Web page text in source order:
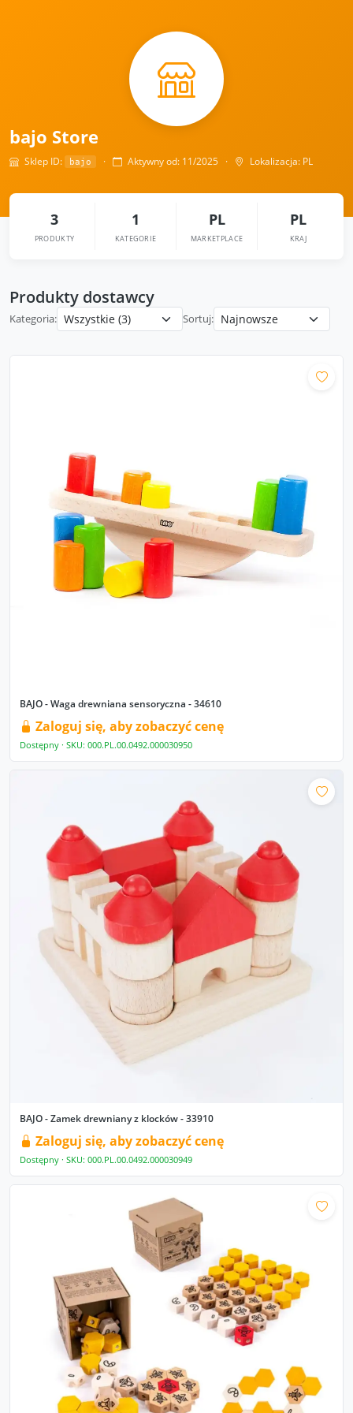
bajo Store
Sklep ID: bajo · Aktywny od: 11/2025 · Lokalizacja: PL
3
PRODUKTY
1
KATEGORIE
PL
MARKETPLACE
PL
KRAJ
Produkty dostawcy
Kategoria: Sortuj:
BAJO - Waga drewniana sensoryczna - 34610
Zaloguj się, aby zobaczyć cenę
Dostępny · SKU: 000.PL.00.0492.000030950
BAJO - Zamek drewniany z klocków - 33910
Zaloguj się, aby zobaczyć cenę
Dostępny · SKU: 000.PL.00.0492.000030949